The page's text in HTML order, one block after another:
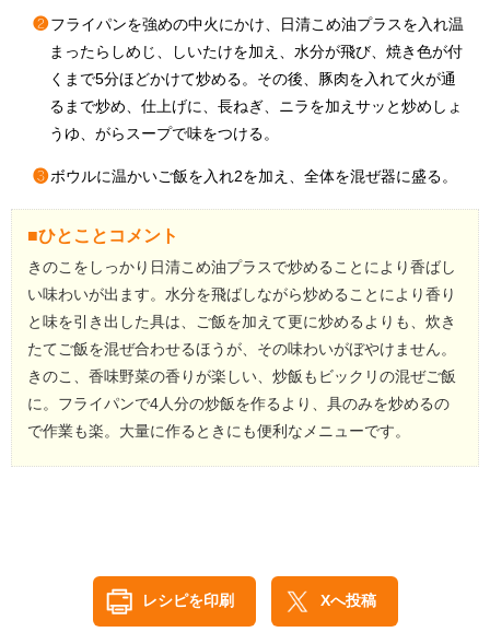
❷ フライパンを強めの中火にかけ、日清こめ油プラスを入れ温
まったらしめじ、しいたけを加え、水分が飛び、焼き色が付
くまで5分ほどかけて炒める。その後、豚肉を入れて火が通
るまで炒め、仕上げに、長ねぎ、ニラを加えサッと炒めしょ
うゆ、がらスープで味をつける。
❸ボウルに温かいご飯を入れ2を加え、全体を混ぜ器に盛る。
■ひとことコメント
きのこをしっかり日清こめ油プラスで炒めることにより香ばし
い味わいが出ます。水分を飛ばしながら炒めることにより香り
と味を引き出した具は、ご飯を加えて更に炒めるよりも、炊き
たてご飯を混ぜ合わせるほうが、その味わいがぼやけません。
きのこ、香味野菜の香りが楽しい、炒飯もビックリの混ぜご飯
に。フライパンで4人分の炒飯を作るより、具のみを炒めるの
で作業も楽。大量に作るときにも便利なメニューです。
レシピを印刷 Xへ投稿